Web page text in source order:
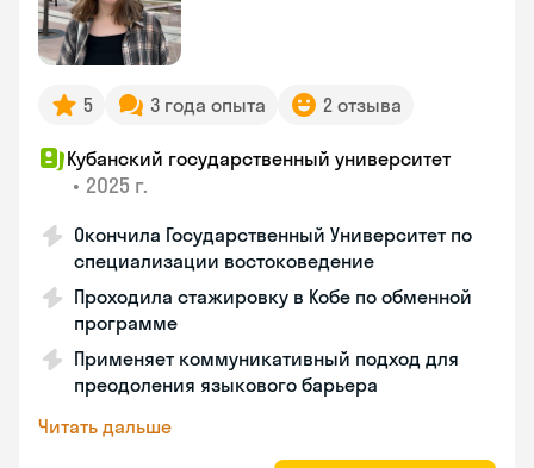
5 3 года опыта 2 отзыва
Кубанский государственный университет
• 2025 г.
Окончила Государственный Университет по
специализации востоковедение
Проходила стажировку в Кобе по обменной
программе
Применяет коммуникативный подход для
преодоления языкового барьера
Читать дальше